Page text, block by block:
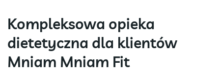
Kompleksowa opieka
dietetyczna dla klientów
Mniam Mniam Fit